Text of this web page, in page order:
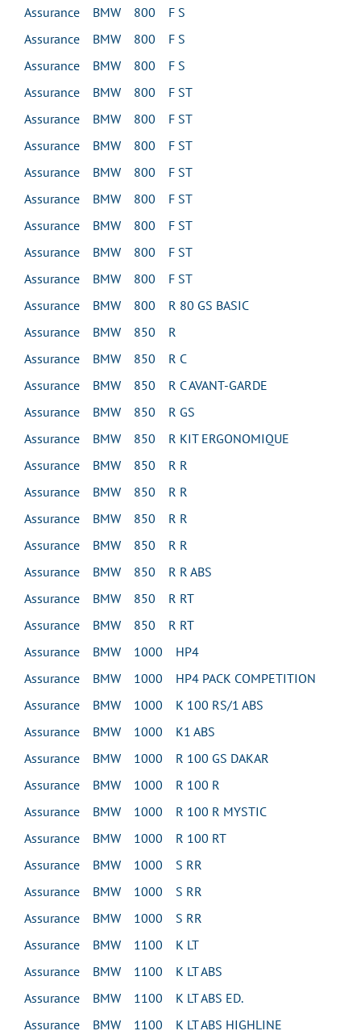
Assurance BMW 800 F S
Assurance BMW 800 F S
Assurance BMW 800 F S
Assurance BMW 800 F ST
Assurance BMW 800 F ST
Assurance BMW 800 F ST
Assurance BMW 800 F ST
Assurance BMW 800 F ST
Assurance BMW 800 F ST
Assurance BMW 800 F ST
Assurance BMW 800 F ST
Assurance BMW 800 R 80 GS BASIC
Assurance BMW 850 R
Assurance BMW 850 R C
Assurance BMW 850 R C AVANT-GARDE
Assurance BMW 850 R GS
Assurance BMW 850 R KIT ERGONOMIQUE
Assurance BMW 850 R R
Assurance BMW 850 R R
Assurance BMW 850 R R
Assurance BMW 850 R R
Assurance BMW 850 R R ABS
Assurance BMW 850 R RT
Assurance BMW 850 R RT
Assurance BMW 1000 HP4
Assurance BMW 1000 HP4 PACK COMPETITION
Assurance BMW 1000 K 100 RS/1 ABS
Assurance BMW 1000 K1 ABS
Assurance BMW 1000 R 100 GS DAKAR
Assurance BMW 1000 R 100 R
Assurance BMW 1000 R 100 R MYSTIC
Assurance BMW 1000 R 100 RT
Assurance BMW 1000 S RR
Assurance BMW 1000 S RR
Assurance BMW 1000 S RR
Assurance BMW 1100 K LT
Assurance BMW 1100 K LT ABS
Assurance BMW 1100 K LT ABS ED.
Assurance BMW 1100 K LT ABS HIGHLINE